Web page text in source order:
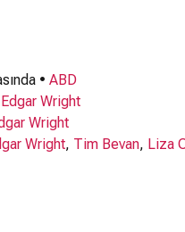
• ABD
Edgar Wright
Wright
Wright, Tim Bevan, Liza